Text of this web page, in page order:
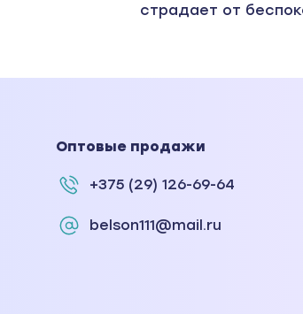
страдает от
Оптовые продажи
+375 (29) 126-69-64
belson111@mail.ru